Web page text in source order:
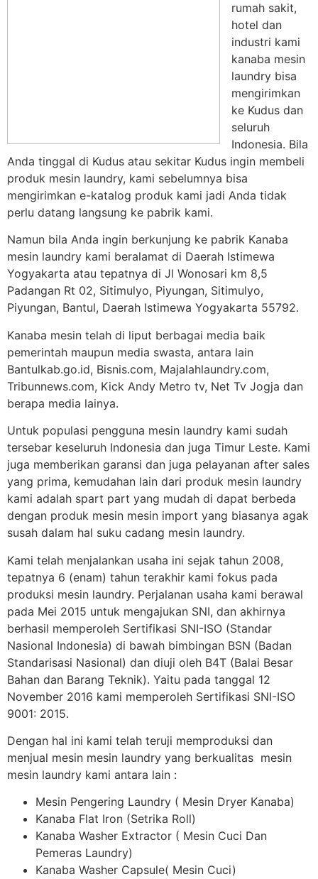
rumah sakit,
hotel dan
industri kami
kanaba mesin
laundry bisa
mengirimkan
ke Kudus dan
seluruh
Indonesia. Bila
Anda tinggal di Kudus atau sekitar Kudus ingin membeli
produk mesin laundry, kami sebelumnya bisa
mengirimkan e-katalog produk kami jadi Anda tidak
perlu datang langsung ke pabrik kami.
Namun bila Anda ingin berkunjung ke pabrik Kanaba
mesin laundry kami beralamat di Daerah Istimewa
Yogyakarta atau tepatnya di Jl Wonosari km 8,5
Padangan Rt 02, Sitimulyo, Piyungan, Sitimulyo,
Piyungan, Bantul, Daerah Istimewa Yogyakarta 55792.
Kanaba mesin telah di liput berbagai media baik
pemerintah maupun media swasta, antara lain
Bantulkab.go.id, Bisnis.com, Majalahlaundry.com,
Tribunnews.com, Kick Andy Metro tv, Net Tv Jogja dan
berapa media lainya.
Untuk populasi pengguna mesin laundry kami sudah
tersebar keseluruh Indonesia dan juga Timur Leste. Kami
juga memberikan garansi dan juga pelayanan after sales
yang prima, kemudahan lain dari produk mesin laundry
kami adalah spart part yang mudah di dapat berbeda
dengan produk mesin mesin import yang biasanya agak
susah dalam hal suku cadang mesin laundry.
Kami telah menjalankan usaha ini sejak tahun 2008,
tepatnya 6 (enam) tahun terakhir kami fokus pada
produksi mesin laundry. Perjalanan usaha kami berawal
pada Mei 2015 untuk mengajukan SNI, dan akhirnya
berhasil memperoleh Sertifikasi SNI-ISO (Standar
Nasional Indonesia) di bawah bimbingan BSN (Badan
Standarisasi Nasional) dan diuji oleh B4T (Balai Besar
Bahan dan Barang Teknik). Yaitu pada tanggal 12
November 2016 kami memperoleh Sertifikasi SNI-ISO
9001: 2015.
Dengan hal ini kami telah teruji memproduksi dan
menjual mesin mesin laundry yang berkualitas mesin
mesin laundry kami antara lain :
Mesin Pengering Laundry ( Mesin Dryer Kanaba)
Kanaba Flat Iron (Setrika Roll)
Kanaba Washer Extractor ( Mesin Cuci Dan
Pemeras Laundry)
Kanaba Washer Capsule( Mesin Cuci)